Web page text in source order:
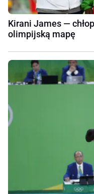
Kirani James —
olimpijską mapę